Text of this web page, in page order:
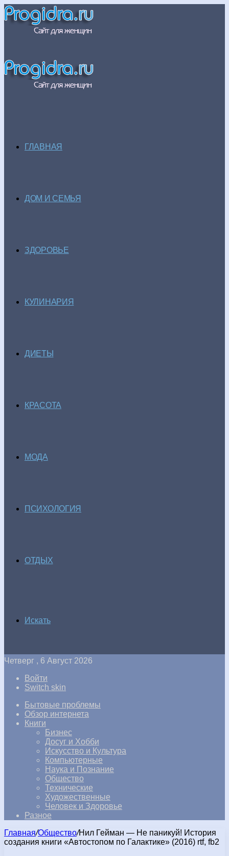
ГЛАВНАЯ
ДОМ И СЕМЬЯ
ЗДОРОВЬЕ
КУЛИНАРИЯ
ДИЕТЫ
КРАСОТА
МОДА
ПСИХОЛОГИЯ
ОТДЫХ
Искать
Четверг , 6 Август 2026
Войти
Switch skin
Бытовые проблемы
Обзор интернета
Книги
Бизнес
Досуг и Хобби
Искусство и Культура
Компьютерные
Наука и Познание
Общество
Технические
Художественные
Человек и Здоровье
Разное
Главная/Общество/Нил Гейман — Не паникуй! История
создания книги «Автостопом по Галактике» (2016) rtf, fb2